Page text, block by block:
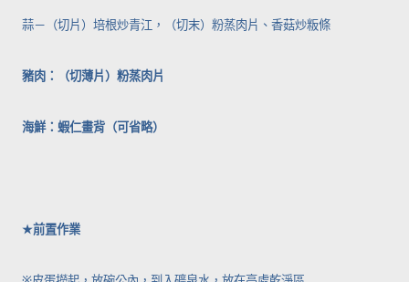
蒜－（切片）培根炒青江，（切末）粉蒸肉片、香菇炒粄條
豬肉：（切薄片）粉蒸肉片
海鮮：蝦仁畫背（可省略）
★前置作業